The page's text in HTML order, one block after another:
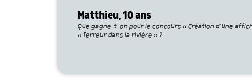
Matthieu, 10 ans
Que gagne-t-on pour le concours « Création d’une
« Terreur dans la rivière » ?